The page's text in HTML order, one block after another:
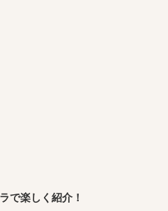
で楽しく紹介！